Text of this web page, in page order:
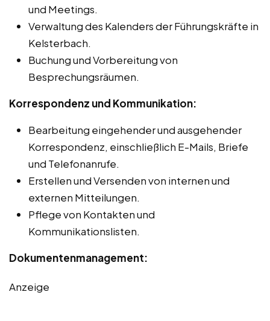
und Meetings.
Verwaltung des Kalenders der Führungskräfte in
Kelsterbach.
Buchung und Vorbereitung von
Besprechungsräumen.
Korrespondenz und Kommunikation:
Bearbeitung eingehender und ausgehender
Korrespondenz, einschließlich E-Mails, Briefe
und Telefonanrufe.
Erstellen und Versenden von internen und
externen Mitteilungen.
Pflege von Kontakten und
Kommunikationslisten.
Dokumentenmanagement:
Anzeige